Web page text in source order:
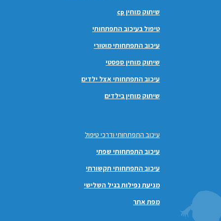
שיתוק מוחין cp
טיפול בעיכוב התפתחותי
עיכוב התפתחותי מוטורי
שיתוק מוחין ספסטי
עיכוב התפתחותי אצל ילדים
שיתוק מוחין בילדים
עיכוב התפתחותי ודרכי טיפול
עיכוב התפתחותי שפתי
עיכוב התפתחותי תקשורתי
מניעת נפילות בגיל השלישי
מפת אתר